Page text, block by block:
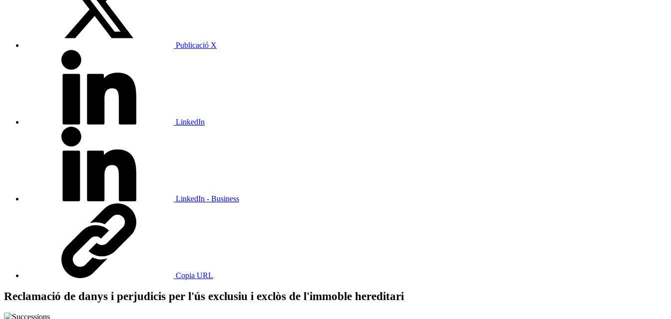
Publicació X
LinkedIn
LinkedIn - Business
Copia URL
Reclamació de danys i perjudicis per l'ús exclusiu i exclòs de l'immoble hereditari